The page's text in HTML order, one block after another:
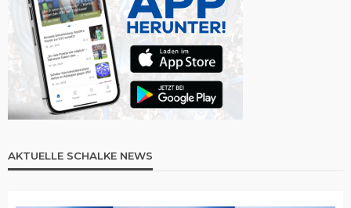
AKTUELLE SCHALKE NEWS